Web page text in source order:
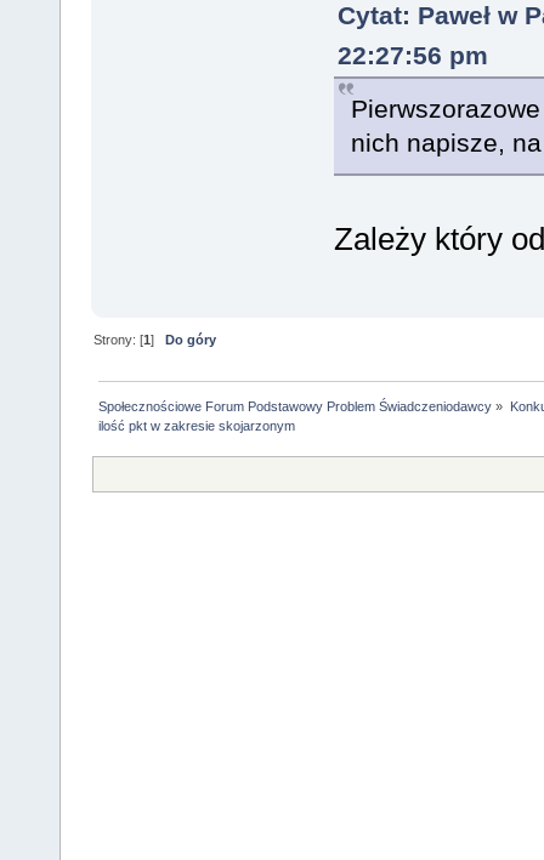
Cytat: Paweł w
22:27:56 pm
nich napisze,
Zależy który
Strony: [1]Do góry
Społecznościowe Forum Podstawowy Problem Świadczeniodawcy »
ilość pkt w zakresie skojarzonym